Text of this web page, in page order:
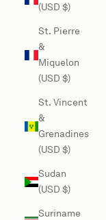
(USD $)
St. Pierre
&
Miquelon
(USD $)
St. Vincent
&
Grenadines
(USD $)
Sudan
(USD $)
Suriname